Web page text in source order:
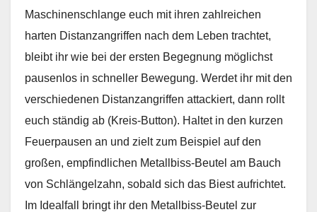
Maschinenschlange euch mit ihren zahlreichen
harten Distanzangriffen nach dem Leben trachtet,
bleibt ihr wie bei der ersten Begegnung möglichst
pausenlos in schneller Bewegung. Werdet ihr mit den
verschiedenen Distanzangriffen attackiert, dann rollt
euch ständig ab (Kreis-Button). Haltet in den kurzen
Feuerpausen an und zielt zum Beispiel auf den
großen, empfindlichen Metallbiss-Beutel am Bauch
von Schlängelzahn, sobald sich das Biest aufrichtet.
Im Idealfall bringt ihr den Metallbiss-Beutel zur